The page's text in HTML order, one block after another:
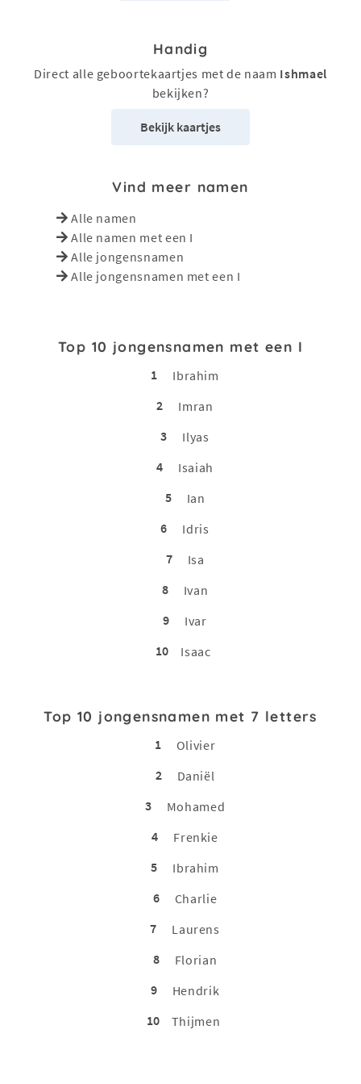
Handig
Direct alle geboortekaartjes met de naam Ishmael
bekijken?
Bekijk kaartjes
Vind meer namen
Alle namen
Alle namen met een I
Alle jongensnamen
Alle jongensnamen met een I
Top 10 jongensnamen met een I
1
Ibrahim
2
Imran
3
Ilyas
4
Isaiah
5
Ian
6
Idris
7
Isa
8
Ivan
9
Ivar
10
Isaac
Top 10 jongensnamen met 7 letters
1
Olivier
2
Daniël
3
Mohamed
4
Frenkie
5
Ibrahim
6
Charlie
7
Laurens
8
Florian
9
Hendrik
10
Thijmen